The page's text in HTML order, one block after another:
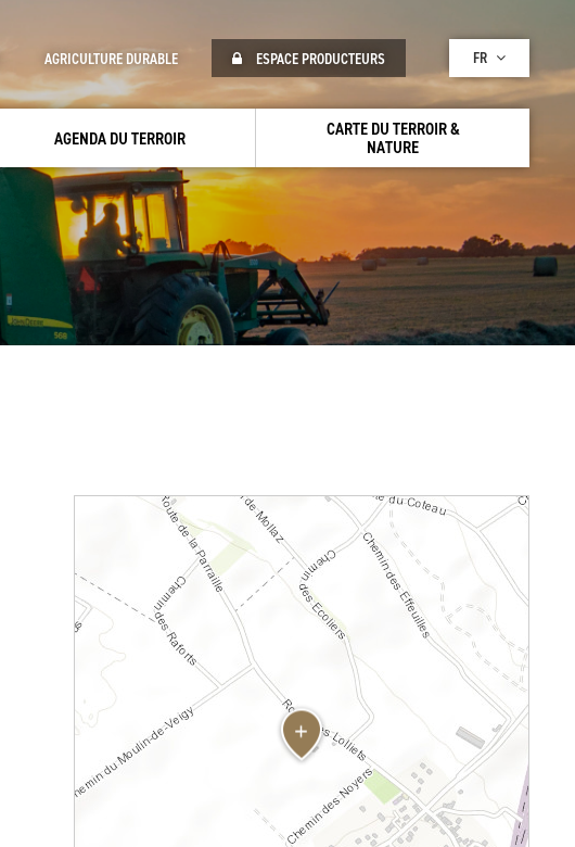
AGENDA DU TERROIR
CARTE DU TERROIR &
NATURE
AGRICULTURE DURABLE ESPACE PRODUCTEURS FR